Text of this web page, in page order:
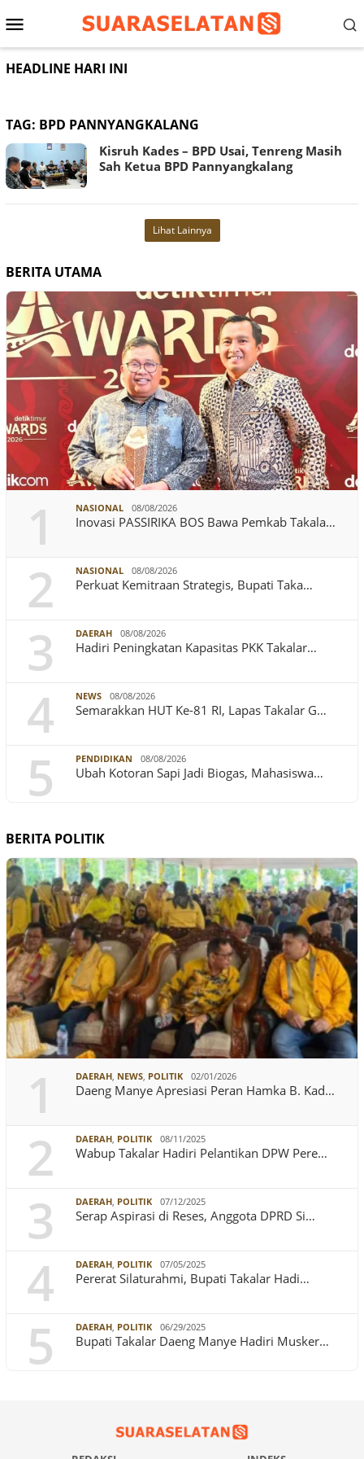
ke
Menu
Mobile
HEADLINE HARI INI
TAG: BPD PANNYANGKALANG
Kisruh Kades – BPD Usai, Tenreng Masih
Sah Ketua BPD Pannyangkalang
Lihat Lainnya
BERITA UTAMA
1 NASIONAL 08/08/2026
Inovasi PASSIRIKA BOS Bawa Pemkab Takala…
2 NASIONAL 08/08/2026
Perkuat Kemitraan Strategis, Bupati Taka…
3 DAERAH 08/08/2026
Hadiri Peningkatan Kapasitas PKK Takalar…
4 NEWS 08/08/2026
Semarakkan HUT Ke-81 RI, Lapas Takalar G…
5 PENDIDIKAN 08/08/2026
Ubah Kotoran Sapi Jadi Biogas, Mahasiswa…
BERITA POLITIK
1 DAERAH, NEWS, POLITIK 02/01/2026
Daeng Manye Apresiasi Peran Hamka B. Kad…
2 DAERAH, POLITIK 08/11/2025
Wabup Takalar Hadiri Pelantikan DPW Pere…
3 DAERAH, POLITIK 07/12/2025
Serap Aspirasi di Reses, Anggota DPRD Si…
4 DAERAH, POLITIK 07/05/2025
Pererat Silaturahmi, Bupati Takalar Hadi…
5 DAERAH, POLITIK 06/29/2025
Bupati Takalar Daeng Manye Hadiri Musker…